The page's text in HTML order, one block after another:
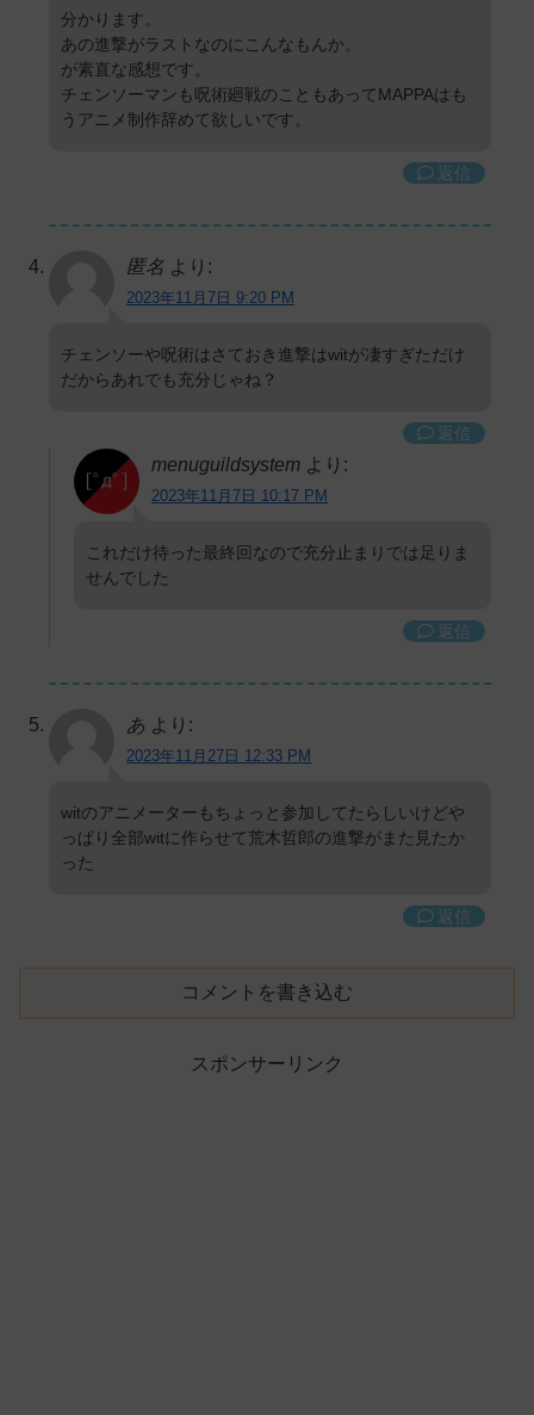
分かります。
あの進撃がラストなのにこんなもんか。
が素直な感想です。
チェンソーマンも呪術廻戦のこともあってMAPPAはも
うアニメ制作辞めて欲しいです。
返信
匿名 より:
2023年11月7日 9:20 PM
チェンソーや呪術はさておき進撃はwitが凄すぎただけ
だからあれでも充分じゃね？
返信
menuguildsystem より:
2023年11月7日 10:17 PM
これだけ待った最終回なので充分止まりでは足りま
せんでした
返信
あ より:
2023年11月27日 12:33 PM
witのアニメーターもちょっと参加してたらしいけどや
っぱり全部witに作らせて荒木哲郎の進撃がまた見たか
った
返信
コメントを書き込む
スポンサーリンク